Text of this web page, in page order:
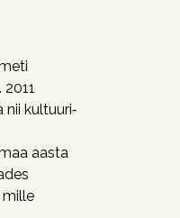
kultuuri‑
aasta
mille